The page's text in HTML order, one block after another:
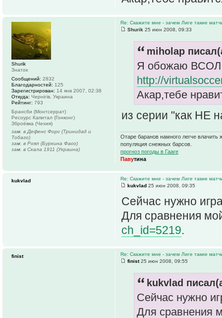
Re: Скажите мне - зачем Лиге такие
Shurik 25 июн 2008, 09:33
miholap
Я обожаю ВСОЛ
http://
Акар,тебе
из серии "как НЕ
Отаре баранов намного легче влачить
популяция снежных барсов.
прогноз погоды в Гааге
Павутина
Shurik
Знаток
Сообщений: 2832
Благодарностей: 125
Зарегистрирован: 14 янв 2007, 02:38
Откуда: Чернігів, Украина
Рейтинг: 793
Брансби (Монтсеррат)
Ресоурс Капитал (Гонконг)
Зброёвка (Чехия)
зам. в Дефенс Форс (Тринидад и
Тобаго)
зам. в Роял (Буркина Фасо)
зам. в Скала 1911 (Украина)
Re: Скажите мне - зачем Лиге такие
kukvlad 25 июн 2008, 09:35
Сейчас нужно
Для сравнения
ch_id=5219.
kukvlad
Re: Скажите мне - зачем Лиге такие
finist25 июн 2008, 09:55
kukvlad
Сейчас нужно
Для сравнения
finist